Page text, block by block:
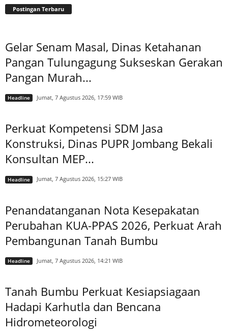
Postingan Terbaru
Gelar Senam Masal, Dinas Ketahanan
Pangan Tulungagung Sukseskan Gerakan
Pangan Murah...
Headline Jumat, 7 Agustus 2026, 17:59 WIB
Perkuat Kompetensi SDM Jasa
Konstruksi, Dinas PUPR Jombang Bekali
Konsultan MEP...
Headline Jumat, 7 Agustus 2026, 15:27 WIB
Penandatanganan Nota Kesepakatan
Perubahan KUA-PPAS 2026, Perkuat Arah
Pembangunan Tanah Bumbu
Headline Jumat, 7 Agustus 2026, 14:21 WIB
Tanah Bumbu Perkuat Kesiapsiagaan
Hadapi Karhutla dan Bencana
Hidrometeorologi